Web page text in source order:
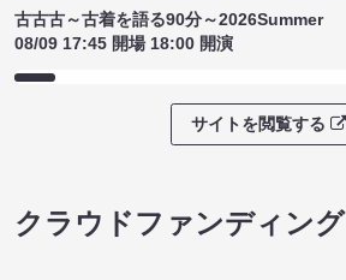
古古古～古着を語る90分～2026Summer
08/09 17:45 開場 18:00 開演
サイトを閲覧する
クラウドファンディング